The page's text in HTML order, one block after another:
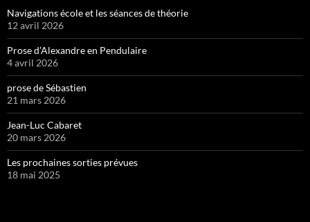
Navigations école et les séances de théorie
12 avril 2026
Prose d’Alexandre en Pendulaire
4 avril 2026
prose de Sébastien
21 mars 2026
Jean-Luc Cabaret
20 mars 2026
Les prochaines sorties prévues
18 mai 2025